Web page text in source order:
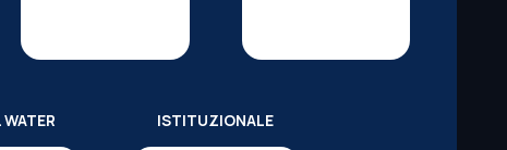
ISTITUZIONALE